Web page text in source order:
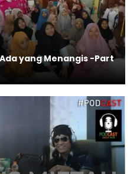
yang Menangis -Part